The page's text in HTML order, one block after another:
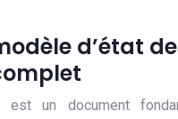
d’état
est un document